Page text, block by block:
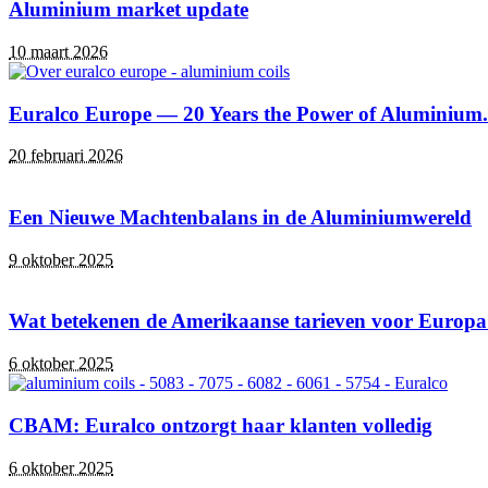
Aluminium market update
10 maart 2026
Euralco Europe — 20 Years the Power of Aluminium.
20 februari 2026
Een Nieuwe Machtenbalans in de Aluminiumwereld
9 oktober 2025
Wat betekenen de Amerikaanse tarieven voor
6 oktober 2025
CBAM: Euralco ontzorgt haar klanten volledig
6 oktober 2025